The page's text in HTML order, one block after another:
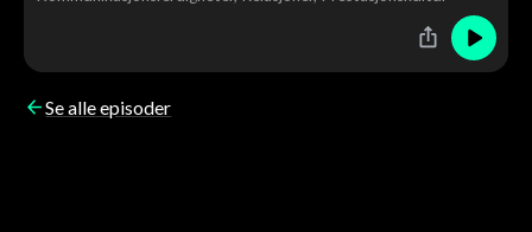
Se alle episoder